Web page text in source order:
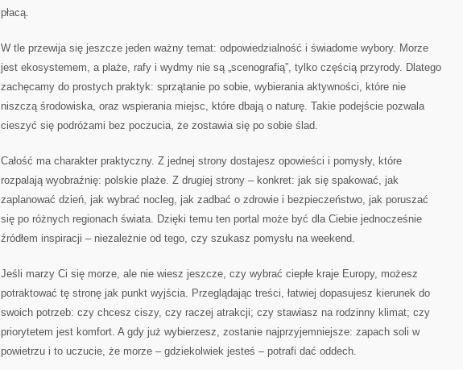
płacą.
W tle przewija się jeszcze jeden ważny temat: odpowiedzialność i świadome wybory. Morze
jest ekosystemem, a plaże, rafy i wydmy nie są „scenografią”, tylko częścią przyrody. Dlatego
zachęcamy do prostych praktyk: sprzątanie po sobie, wybierania aktywności, które nie
niszczą środowiska, oraz wspierania miejsc, które dbają o naturę. Takie podejście pozwala
cieszyć się podróżami bez poczucia, że zostawia się po sobie ślad.
Całość ma charakter praktyczny. Z jednej strony dostajesz opowieści i pomysły, które
rozpalają wyobraźnię: polskie plaże. Z drugiej strony – konkret: jak się spakować, jak
zaplanować dzień, jak wybrać nocleg, jak zadbać o zdrowie i bezpieczeństwo, jak poruszać
się po różnych regionach świata. Dzięki temu ten portal może być dla Ciebie jednocześnie
źródłem inspiracji – niezależnie od tego, czy szukasz pomysłu na weekend.
Jeśli marzy Ci się morze, ale nie wiesz jeszcze, czy wybrać ciepłe kraje Europy, możesz
potraktować tę stronę jak punkt wyjścia. Przeglądając treści, łatwiej dopasujesz kierunek do
swoich potrzeb: czy chcesz ciszy, czy raczej atrakcji; czy stawiasz na rodzinny klimat; czy
priorytetem jest komfort. A gdy już wybierzesz, zostanie najprzyjemniejsze: zapach soli w
powietrzu i to uczucie, że morze – gdziekolwiek jesteś – potrafi dać oddech.